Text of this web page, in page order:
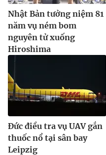
Nhật Bản tưởng niệm 81
năm vụ ném bom
nguyên tử xuống
Hiroshima
Đức điều tra vụ UAV gắn
thuốc nổ tại sân bay
Leipzig